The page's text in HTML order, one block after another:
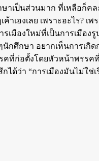
เป็นส่วนมาก ที่เหลือก็คล
องเลย เพราะอะไร? เพ
มืองใหม่ที่เป็นการเมือง
ศึกษา อยากเห็นการเกิด
ที่ก่อตั้งโดยหัวหน้าพรรค
ว่า “การเมืองมันไม่ใช่เ